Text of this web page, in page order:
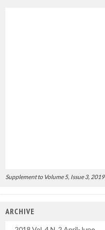
Supplement to Volume 5, Issue 3, 2019
ARCHIVE
Uscite